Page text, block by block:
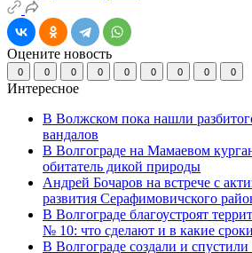
Оцените новость
0 0 0 0 0 0 0 0 0
Интересное
В Волжском пока нашли
вандалов
В Волгограде на Мамаевом
обитатель дикой природы
Андрей Бочаров на встрече с
развития Серафимовичского
В Волгограде благоустроят
№ 10: что сделают и в какие сроки
В Волгограде создали и спустили